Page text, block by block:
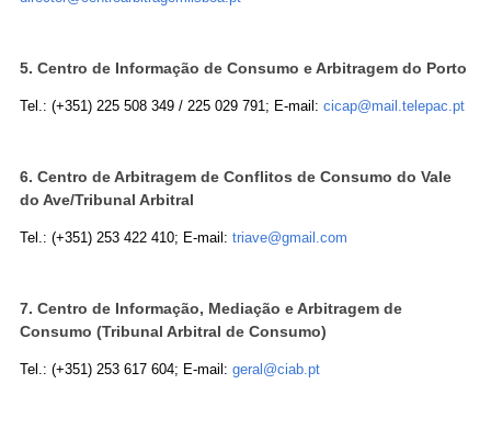
5. Centro de Informação de Consumo e Arbitragem do Porto
Tel.: (+351) 225 508 349 / 225 029 791; E-mail: cicap@mail.telepac.pt
6. Centro de Arbitragem de Conflitos de Consumo do Vale
do Ave/Tribunal Arbitral
Tel.: (+351) 253 422 410; E-mail: triave@gmail.com
7. Centro de Informação, Mediação e Arbitragem de
Consumo (Tribunal Arbitral de Consumo)
Tel.: (+351) 253 617 604; E-mail: geral@ciab.pt